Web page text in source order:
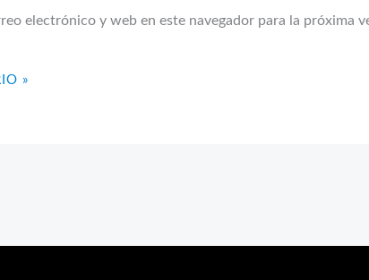
electrónico y web en este navegador para la próxima